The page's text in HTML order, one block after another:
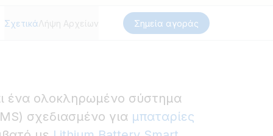
ΣχετικάΛήψη Αρχείων Σημεία αγοράς
ένα ολοκληρωμένο σύστημα
σχεδιασμένο για μπαταρίες